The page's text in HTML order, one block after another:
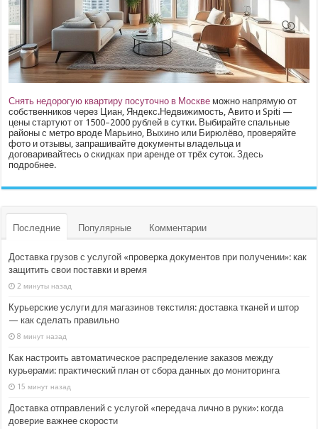
Снять недорогую квартиру посуточно в Москве можно напрямую от
собственников через Циан, Яндекс.Недвижимость, Авито и Spiti —
цены стартуют от 1500–2000 рублей в сутки. Выбирайте спальные
районы с метро вроде Марьино, Выхино или Бирюлёво, проверяйте
фото и отзывы, запрашивайте документы владельца и
договаривайтесь о скидках при аренде от трёх суток.Здесь
подробнее.
Последние Популярные Комментарии
Доставка грузов с услугой «проверка документов при получении»: как
защитить свои поставки и время
2 минуты назад
Курьерские услуги для магазинов текстиля: доставка тканей и штор
— как сделать правильно
8 минут назад
Как настроить автоматическое распределение заказов между
курьерами: практический план от сбора данных до мониторинга
15 минут назад
Доставка отправлений с услугой «передача лично в руки»: когда
доверие важнее скорости